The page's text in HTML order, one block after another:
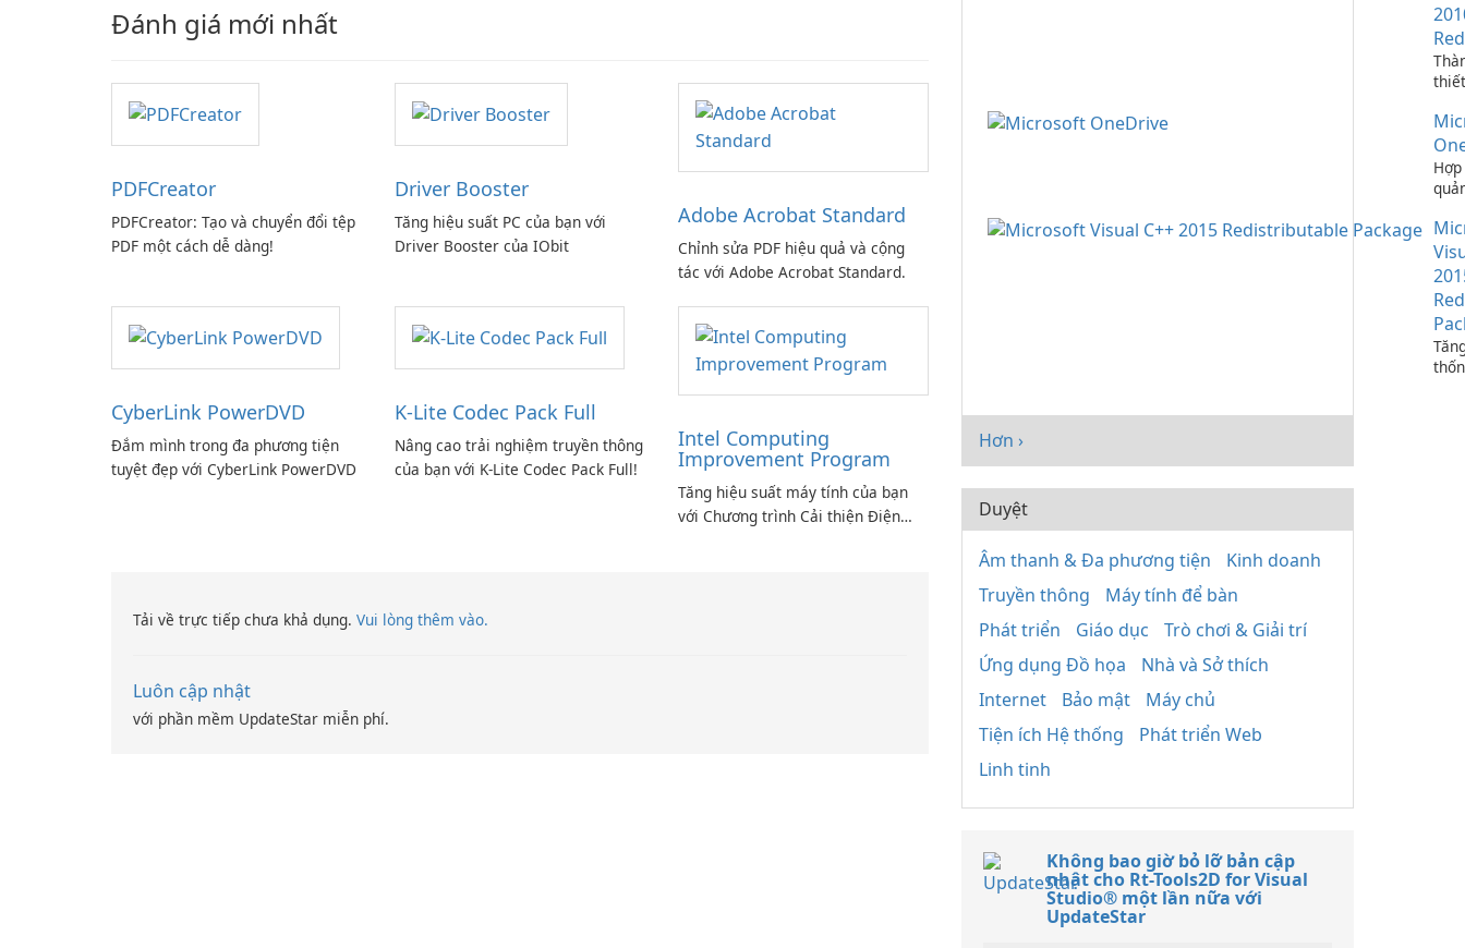
Đánh giá mới nhất
PDFCreator
PDFCreator: Tạo và chuyển đổi tệp
PDF một cách dễ dàng!
Driver Booster
Tăng hiệu suất PC của bạn với
Driver Booster của IObit
Adobe Acrobat Standard
Chỉnh sửa PDF hiệu quả và cộng
tác với Adobe Acrobat Standard.
CyberLink PowerDVD
Đắm mình trong đa phương tiện
tuyệt đẹp với CyberLink PowerDVD
K-Lite Codec Pack Full
Nâng cao trải nghiệm truyền thông
của bạn với K-Lite Codec Pack Full!
Intel Computing
Improvement Program
Tăng hiệu suất máy tính của bạn
với Chương trình Cải thiện Điện
Tải về trực tiếp chưa khả dụng. Vui lòng thêm vào.
Luôn cập nhật
với phần mềm UpdateStar miễn phí.
C++
Hơn ›
Duyệt
Âm thanh & Đa phương tiện
Kinh doanh
Truyền thông
Máy tính để bàn
Phát triển
Giáo dục
Trò chơi & Giải trí
Ứng dụng Đồ họa
Nhà và Sở thích
Internet
Bảo mật
Máy chủ
Tiện ích Hệ thống
Phát triển Web
Linh tinh
Không bao giờ bỏ lỡ bản cập
nhật cho Rt-Tools2D for Visual
Studio® một lần nữa với
UpdateStar